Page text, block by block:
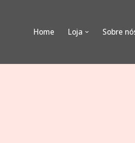
Home Loja Sobre